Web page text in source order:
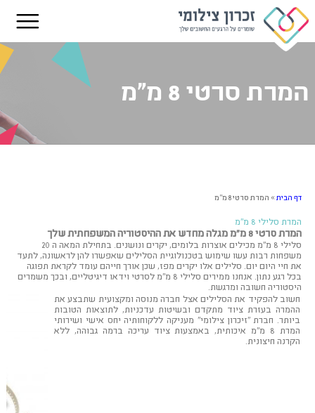
המרת סרטי 8 מ"מ
דף הבית» המרת סרטי 8 מ"מ
המרת סלילי 8 מ"מ
המרת סרטי 8 מ"מ מגלה מחדש את ההיסטוריה המשפחתית שלך
סלילי 8 מ"מ מכילים אוצרות בלומים, יקרים ונושנים.
בתחילת המאה ה 20
משפחות רבות עשו שימוש בטכנולוגיית הסלילים שאפשרו להן לראשונה, לתעד
את חיי היום יום. סלילים אלו יקרים מפז, שכן אורך חייהם עומד לקראת תפוגה
בכל רגע נתון. אנחנו ממירים סלילי 8 מ"מ לסרטי וידאו דיגיטליים, ובכך משמרים
היסטוריה חשובה ומרגשת.
חשוב להפקיד את הסלילים אצל חברה מנוסה ומקצועית שתבצע את
ההמרה בעזרת ציוד מתקדם ובשיטות עדכניות, לתוצאות הטובות
ביותר. חברת "זיכרון צילומי" מעניקה ללקוחותיה יחס אישי ושירותי
המרת 8 מ"מ איכותית, באמצעות ציוד עריכה ברמה גבוהה, ללא
הקרנה חיצונית.